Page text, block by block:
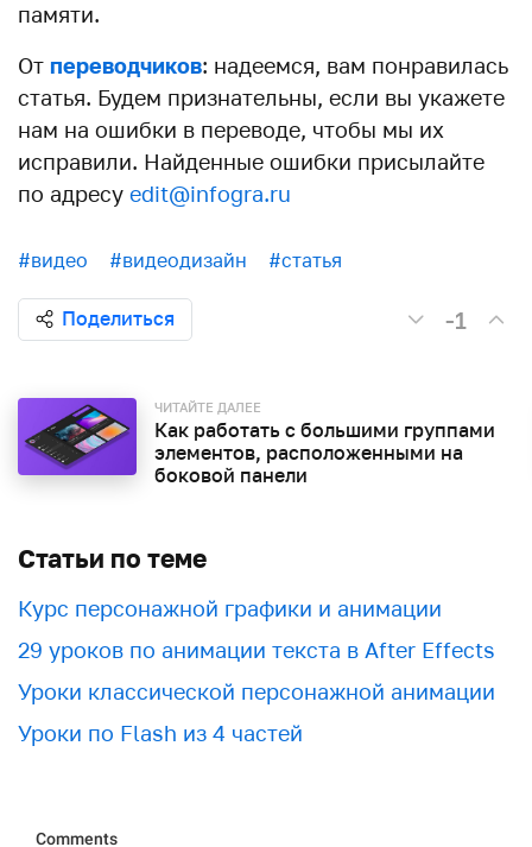
памяти.
От переводчиков: надеемся, вам понравилась
статья. Будем признательны, если вы укажете
нам на ошибки в переводе, чтобы мы их
исправили. Найденные ошибки присылайте
по адресу edit@infogra.ru
#видео #видеодизайн #статья
Поделиться -1
ЧИТАЙТЕ ДАЛЕЕ
Как работать с большими группами
элементов, расположенными на
боковой панели
Статьи по теме
Курс персонажной графики и анимации
29 уроков по анимации текста в After Effects
Уроки классической персонажной анимации
Уроки по Flash из 4 частей